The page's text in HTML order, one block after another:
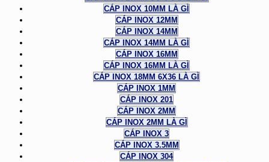
CÁP INOX 10MM LÀ GÌ
CÁP INOX 12MM
CÁP INOX 14MM
CÁP INOX 14MM LÀ GÌ
CÁP INOX 16MM
CÁP INOX 16MM LÀ GÌ
CÁP INOX 18MM 6X36 LÀ GÌ
CÁP INOX 1MM
CÁP INOX 201
CÁP INOX 2MM
CÁP INOX 2MM LÀ GÌ
CÁP INOX 3
CÁP INOX 3.5MM
CÁP INOX 304